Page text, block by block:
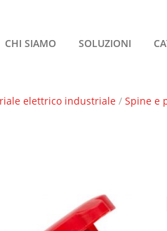
CHI SIAMO SOLUZIONI
elettrico industriale/ Spine e